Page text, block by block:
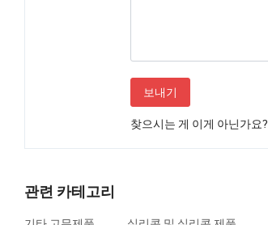
보내기
찾으시는 게 이게 아닌가요?
관련 카테고리